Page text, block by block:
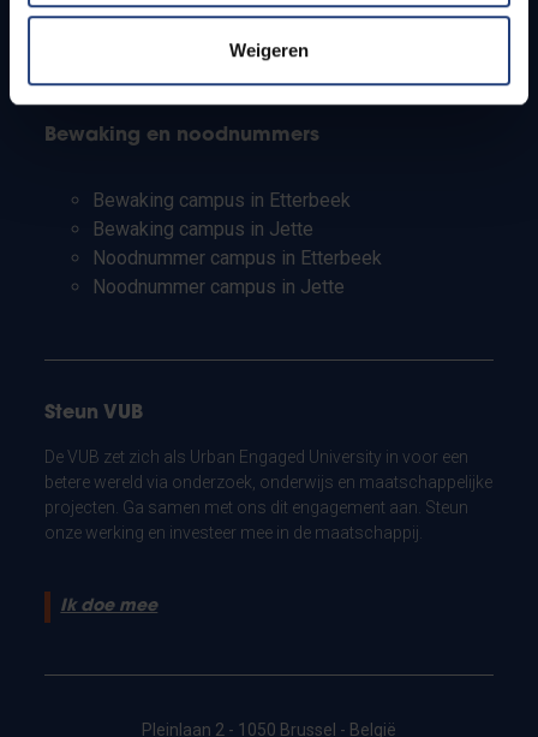
Weigeren
Leerkrachten en secundaire scholen
Bewaking en noodnummers
Bewaking campus in Etterbeek
Bewaking campus in Jette
Noodnummer campus in Etterbeek
Noodnummer campus in Jette
Steun VUB
De VUB zet zich als Urban Engaged University in voor een
betere wereld via onderzoek, onderwijs en maatschappelijke
projecten. Ga samen met ons dit engagement aan. Steun
onze werking en investeer mee in de maatschappij.
Ik doe mee
Pleinlaan 2 - 1050 Brussel - België